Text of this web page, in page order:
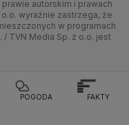
Góry
Poręba
autorskim i prawach
wyraźnie zastrzega, że
w programach
/ TVN Media Sp. z o.o. jest
POGODA FAKTY